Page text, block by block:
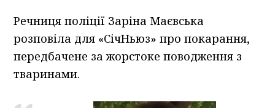
Речниця поліції Заріна Маєвська
розповіла для «СічНьюз» про покарання,
передбачене за жорстоке поводження з
тваринами.